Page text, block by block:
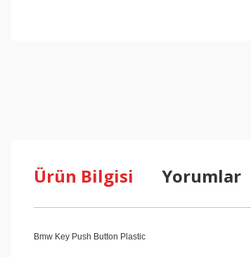
Ürün Bilgisi Yorumlar
Bmw Key Push Button Plastic